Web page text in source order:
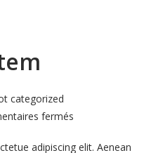
categorized
fermés
adipiscing elit. Aenean